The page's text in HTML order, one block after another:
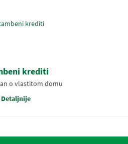
krediti
o vlastitom domu
Detaljnije